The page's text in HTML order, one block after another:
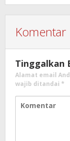
Komentar
Tinggalkan
Alamat email
wajib ditandai *